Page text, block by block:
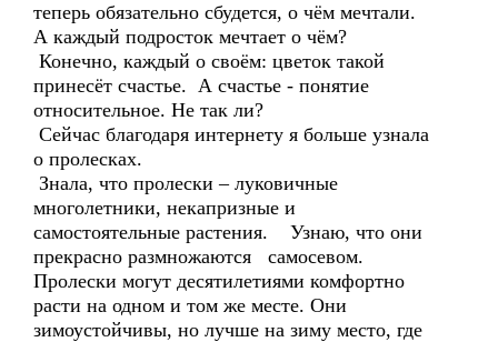
теперь обязательно сбудется, о чём мечтали.
А каждый подросток мечтает о чём?
Конечно, каждый о своём: цветок такой
принесёт счастье. А счастье - понятие
относительное. Не так ли?
Сейчас благодаря интернету я больше узнала
о пролесках.
Знала, что пролески – луковичные
многолетники, некапризные и
самостоятельные растения. Узнаю, что они
прекрасно размножаются самосевом.
Пролески могут десятилетиями комфортно
расти на одном и том же месте. Они
зимоустойчивы, но лучше на зиму место, где